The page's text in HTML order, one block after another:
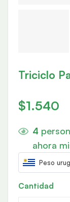
Triciclo
$1.540
4
ahora
Peso
Cantidad